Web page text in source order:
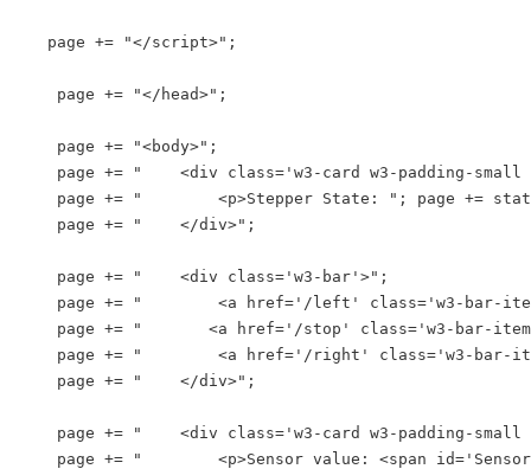
page += "</script>";
page += "</head>";
page += "<body>";
page += "    <div class='w3-card w3-padding-
page += "        <p>Stepper State: "; page +=
page += "    </div>";
page += "    <div class='w3-bar'>";
page += "        <a href='/left' class='w3-bar-item
page += "       <a href='/stop' class='w3-bar-item
page += "        <a href='/right' class='w3-bar-
page += "    </div>";
page += "    <div class='w3-card w3-padding-
page += "        <p>Sensor value: <span